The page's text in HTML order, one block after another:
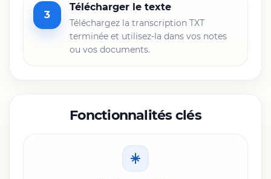
3
Télécharger le texte
Téléchargez la transcription TXT
terminée et utilisez-la dans vos notes
ou vos documents.
Fonctionnalités clés